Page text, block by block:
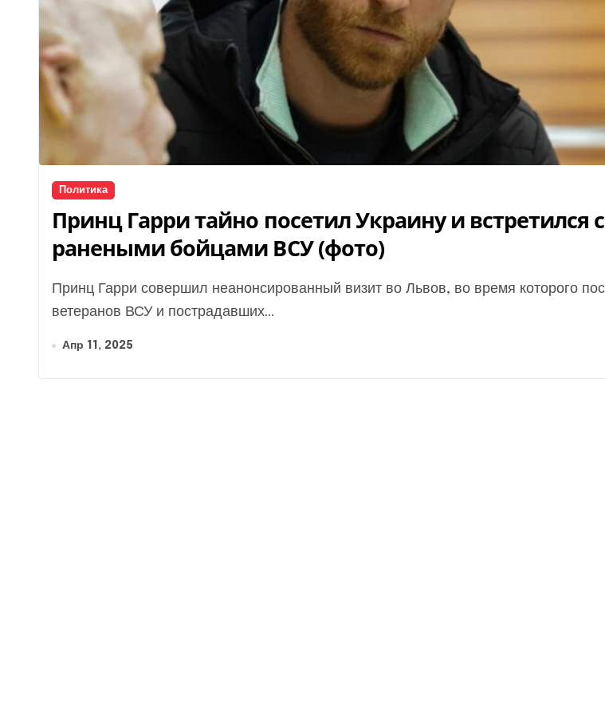
Политика
Принц Гарри тайно посетил Украину и встретился с
ранеными бойцами ВСУ (фото)
Принц Гарри совершил неанонсированный визит во Львов, во время которого посетил
ветеранов ВСУ и пострадавших...
Апр 11, 2025